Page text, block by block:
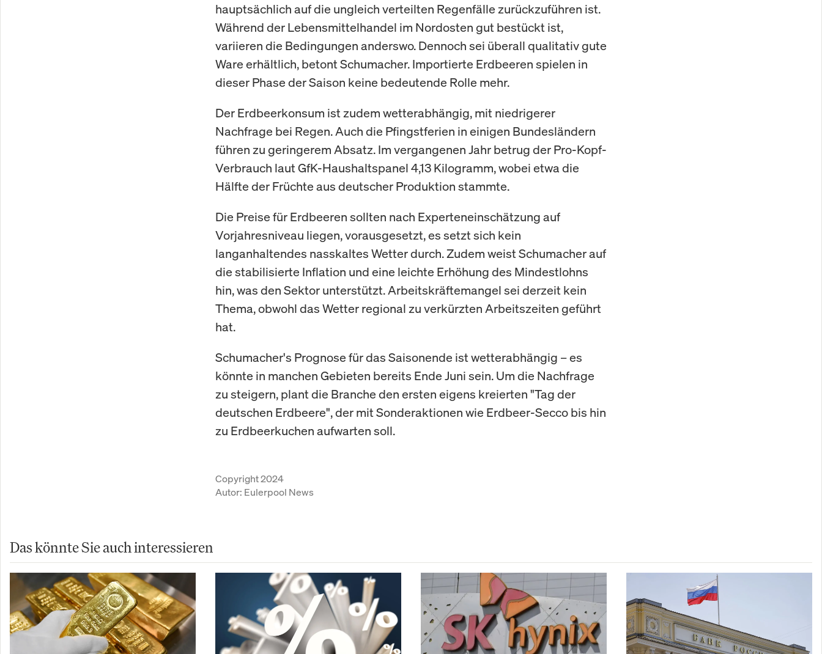
hauptsächlich auf die ungleich verteilten Regenfälle zurückzuführen ist.
Während der Lebensmittelhandel im Nordosten gut bestückt ist,
variieren die Bedingungen anderswo. Dennoch sei überall qualitativ gute
Ware erhältlich, betont Schumacher. Importierte Erdbeeren spielen in
dieser Phase der Saison keine bedeutende Rolle mehr.
Der Erdbeerkonsum ist zudem wetterabhängig, mit niedrigerer
Nachfrage bei Regen. Auch die Pfingstferien in einigen Bundesländern
führen zu geringerem Absatz. Im vergangenen Jahr betrug der Pro-Kopf-
Verbrauch laut GfK-Haushaltspanel 4,13 Kilogramm, wobei etwa die
Hälfte der Früchte aus deutscher Produktion stammte.
Die Preise für Erdbeeren sollten nach Experteneinschätzung auf
Vorjahresniveau liegen, vorausgesetzt, es setzt sich kein
langanhaltendes nasskaltes Wetter durch. Zudem weist Schumacher auf
die stabilisierte Inflation und eine leichte Erhöhung des Mindestlohns
hin, was den Sektor unterstützt. Arbeitskräftemangel sei derzeit kein
Thema, obwohl das Wetter regional zu verkürzten Arbeitszeiten geführt
hat.
Schumacher's Prognose für das Saisonende ist wetterabhängig – es
könnte in manchen Gebieten bereits Ende Juni sein. Um die Nachfrage
zu steigern, plant die Branche den ersten eigens kreierten "Tag der
deutschen Erdbeere", der mit Sonderaktionen wie Erdbeer-Secco bis hin
zu Erdbeerkuchen aufwarten soll.
Copyright 2024
Autor: Eulerpool News
Das könnte Sie auch interessieren